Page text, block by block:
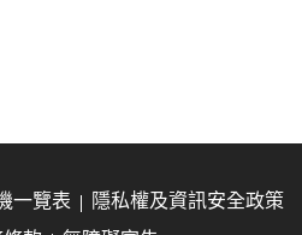
一覽表
隱私權及資訊安全政策